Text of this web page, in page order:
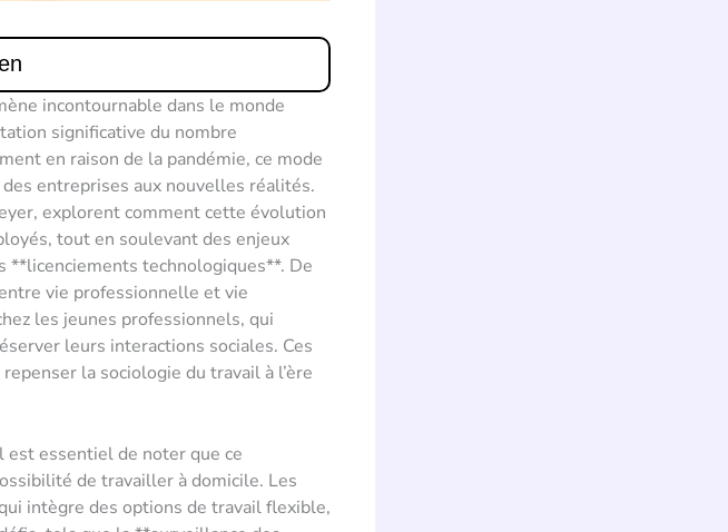
incontournable dans le monde
significative du nombre
en raison de la pandémie, ce mode
entreprises aux nouvelles réalités.
explorent comment cette évolution
tout en soulevant des enjeux
technologiques**. De
vie professionnelle et vie
les jeunes professionnels, qui
leurs interactions sociales. Ces
la sociologie du travail à l’ère
essentiel de noter que ce
de travailler à domicile. Les
intègre des options de travail flexible,